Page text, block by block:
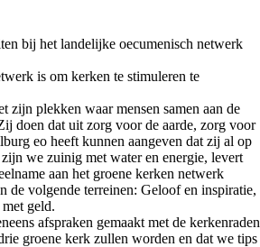
bij het landelijke oecumenisch netwerk
is om kerken te stimuleren te
zijn plekken waar mensen samen aan de
doen dat uit zorg voor de aarde, zorg voor
eo heeft kunnen aangeven dat zij al op
we zuinig met water en energie, levert
aan het groene kerken netwerk
de volgende terreinen: Geloof en inspiratie,
geld.
afspraken gemaakt met de kerkenraden
groene kerk zullen worden en dat we tips